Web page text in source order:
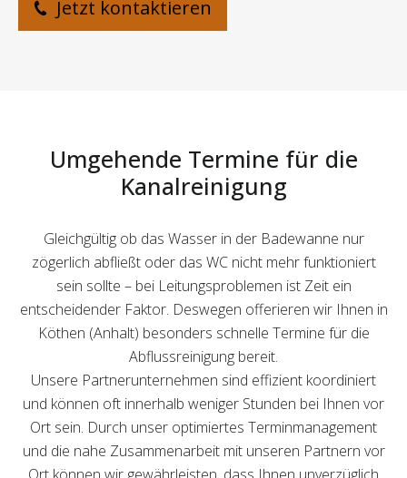
Jetzt kontaktieren
Umgehende Termine für die
Kanalreinigung
Gleichgültig ob das Wasser in der Badewanne nur
zögerlich abfließt oder das WC nicht mehr funktioniert
sein sollte – bei Leitungsproblemen ist Zeit ein
entscheidender Faktor. Deswegen offerieren wir Ihnen in
Köthen (Anhalt) besonders schnelle Termine für die
Abflussreinigung bereit.
Unsere Partnerunternehmen sind effizient koordiniert
und können oft innerhalb weniger Stunden bei Ihnen vor
Ort sein. Durch unser optimiertes Terminmanagement
und die nahe Zusammenarbeit mit unseren Partnern vor